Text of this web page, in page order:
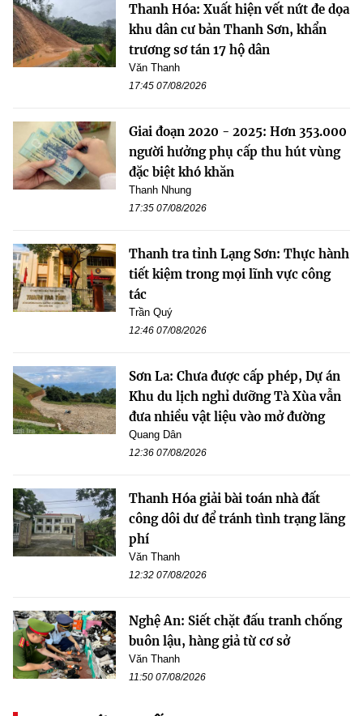
Thanh Hóa: Xuất hiện vết nứt đe dọa
khu dân cư bản Thanh Sơn, khẩn
trương sơ tán 17 hộ dân
Văn Thanh
17:45 07/08/2026
Giai đoạn 2020 - 2025: Hơn 353.000
người hưởng phụ cấp thu hút vùng
đặc biệt khó khăn
Thanh Nhung
17:35 07/08/2026
Thanh tra tỉnh Lạng Sơn: Thực hành
tiết kiệm trong mọi lĩnh vực công
tác
Trần Quý
12:46 07/08/2026
Sơn La: Chưa được cấp phép, Dự án
Khu du lịch nghỉ dưỡng Tà Xùa vẫn
đưa nhiều vật liệu vào mở đường
Quang Dân
12:36 07/08/2026
Thanh Hóa giải bài toán nhà đất
công dôi dư để tránh tình trạng lãng
phí
Văn Thanh
12:32 07/08/2026
Nghệ An: Siết chặt đấu tranh chống
buôn lậu, hàng giả từ cơ sở
Văn Thanh
11:50 07/08/2026